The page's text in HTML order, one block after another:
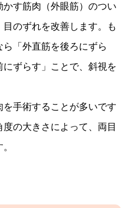
す筋肉（外眼筋）のつい
のずれを改善します。も
「外直筋を後ろにずら
ずらす」ことで、斜視を
手術することが多いです
の大きさによって、両目